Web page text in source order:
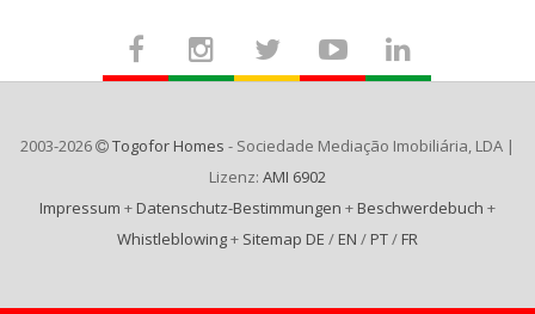
2003-2026 Togofor Homes - Sociedade Mediação Imobiliária, LDA |
Lizenz: AMI 6902
Impressum + Datenschutz-Bestimmungen + Beschwerdebuch +
Whistleblowing+ Sitemap DE / EN / PT/ FR